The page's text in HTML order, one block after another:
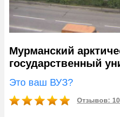
Мурманский
государственный
Это ваш ВУЗ?
Отзывов: